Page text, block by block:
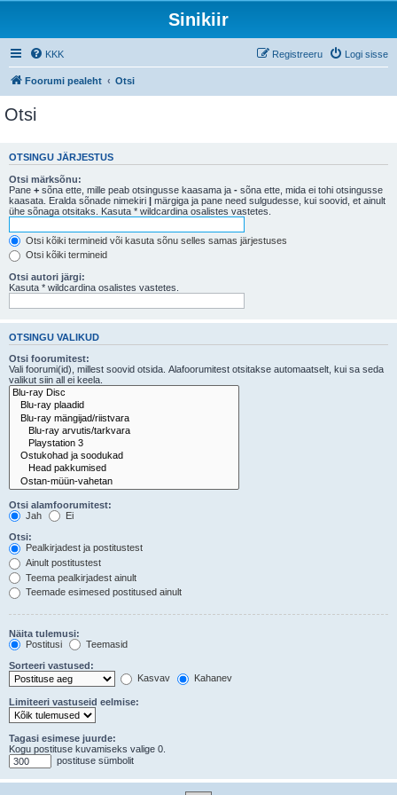
Sinikiir
KKK Logi sisse
Registreeru
Foorumi pealeht Otsi
Otsi
OTSINGU JÄRJESTUS
Otsi märksõnu:
Pane + sõna ette, mille peab otsingusse kaasama ja - sõna ette, mida ei tohi otsingusse
kaasata. Eralda sõnade nimekiri | märgiga ja pane need sulgudesse, kui soovid, et ainult
ühe sõnaga otsitaks. Kasuta * wildcardina osalistes vastetes.
Otsi kõiki termineid või kasuta sõnu selles samas järjestuses
Otsi kõiki termineid
Otsi autori järgi:
Kasuta * wildcardina osalistes vastetes.
OTSINGU VALIKUD
Otsi foorumitest:
Vali foorumi(id), millest soovid otsida. Alafoorumitest otsitakse automaatselt, kui sa seda
valikut siin all ei keela.
Otsi alamfoorumitest:
Jah
Ei
Otsi:
Pealkirjadest ja postitustest
Ainult postitustest
Teema pealkirjadest ainult
Teemade esimesed postitused ainult
Näita tulemusi:
Postitusi
Teemasid
Sorteeri vastused:
Kasvav
Kahanev
Limiteeri vastuseid eelmise:
Tagasi esimese juurde:
Kogu postituse kuvamiseks valige 0.
postituse sümbolit